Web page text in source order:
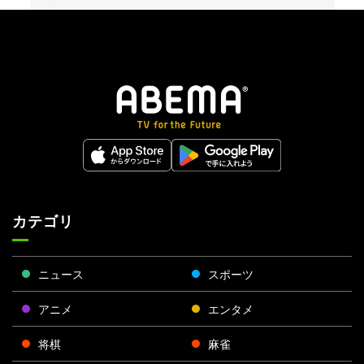
カテゴリ
ニュース スポーツ
アニメ エンタメ
将棋 麻雀